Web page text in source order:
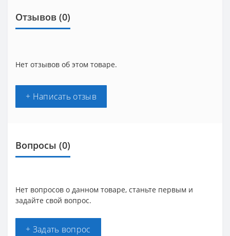
Отзывов (0)
Нет отзывов об этом товаре.
+ Написать отзыв
Вопросы (0)
Нет вопросов о данном товаре, станьте первым и
задайте свой вопрос.
+ Задать вопрос